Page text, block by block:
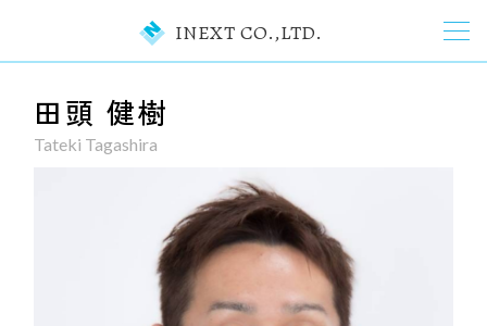
INEXT CO.,LTD.
田頭 健樹
Tateki Tagashira